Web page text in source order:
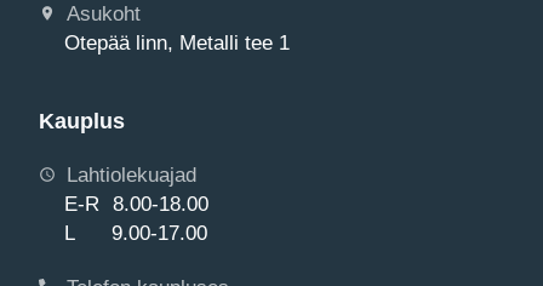
Asukoht
Otepää linn, Metalli tee 1
Kauplus
Lahtiolekuajad
E-R 8.00-18.00
L 9.00-17.00